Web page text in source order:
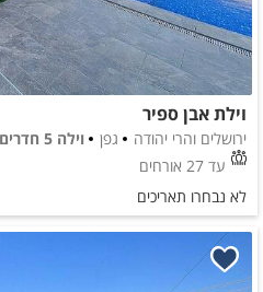
וילת אבן ספיר
ירושלים והרי יהודה גפן
וילה 5 חדרים
עד 27 אורחים
לא נבחרו תאריכים